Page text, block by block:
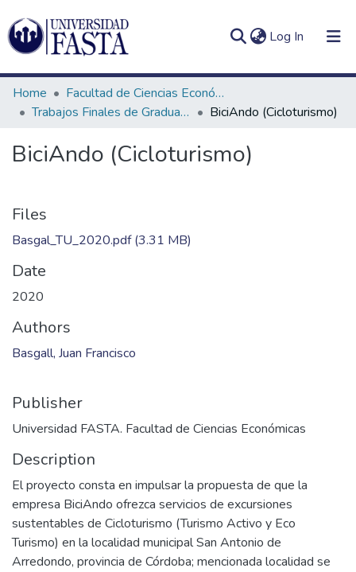
Log In (current)
Communities
Statistics
Log
Home
Facultad de Ciencias Económicas
Trabajos Finales de Graduación de Licenciatura en Turismo
BiciAndo (Cicloturismo)
BiciAndo (Cicloturismo)
Files
Basgal_TU_2020.pdf(3.31 MB)
Date
2020
Authors
Basgall, Juan Francisco
Publisher
Universidad FASTA. Facultad de Ciencias Económicas
Description
El proyecto consta en impulsar la propuesta de que la
empresa BiciAndo ofrezca servicios de excursiones
sustentables de Cicloturismo (Turismo Activo y Eco
Turismo) en la localidad municipal San Antonio de
Arredondo, provincia de Córdoba; mencionada localidad se